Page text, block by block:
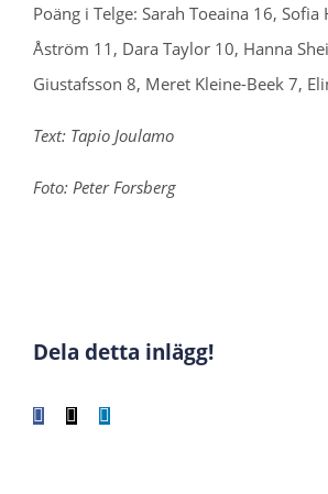
Poäng i Telge: Sarah Toeaina 16, Sofia
Åström 11, Dara Taylor 10, Hanna
Giustafsson 8, Meret Kleine-Beek 7,
Text: Tapio Joulamo
Foto: Peter Forsberg
Dela detta inlägg!
Facebook